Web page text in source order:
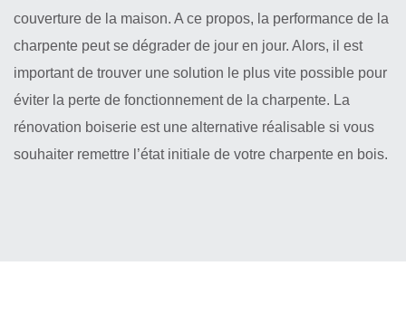
couverture de la maison. A ce propos, la performance de la
charpente peut se dégrader de jour en jour. Alors, il est
important de trouver une solution le plus vite possible pour
éviter la perte de fonctionnement de la charpente. La
rénovation boiserie est une alternative réalisable si vous
souhaiter remettre l’état initiale de votre charpente en bois.